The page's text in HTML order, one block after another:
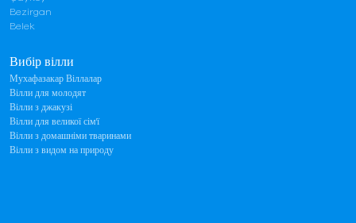
Вибір вілли
Мухафазакар Віллалар
Вілли для молодят
Вілли з джакузі
Вілли для великої сім'ї
Вілли з домашніми тваринами
Вілли з видом на природу
Bezirgan
Belek